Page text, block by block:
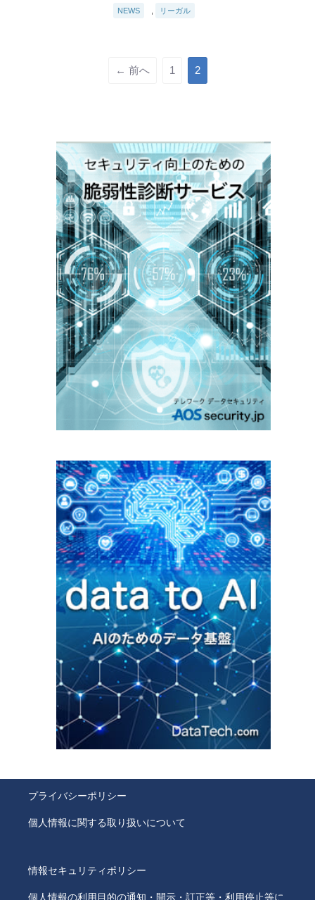
成・レビューを支援する『り～が～
関する基本合意書を締結…
NEWS リーガル
← 前へ 1 2
プライバシーポリシー
個人情報に関する取り扱いについて
情報セキュリティポリシー
個人情報の利用目的の通知・開示・訂正等・利用停止等に